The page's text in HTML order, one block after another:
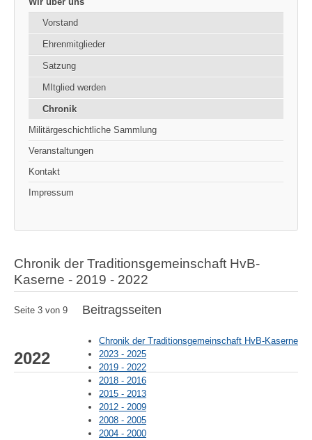
Vorstand
Ehrenmitglieder
Satzung
MItglied werden
Chronik
Militärgeschichtliche Sammlung
Veranstaltungen
Kontakt
Impressum
Chronik der Traditionsgemeinschaft HvB-
Kaserne - 2019 - 2022
Beitragsseiten
Chronik der Traditionsgemeinschaft HvB-Kaserne
2023 - 2025
2019 - 2022
2018 - 2016
2015 - 2013
2012 - 2009
2008 - 2005
2004 - 2000
Seite 3 von 9
2022